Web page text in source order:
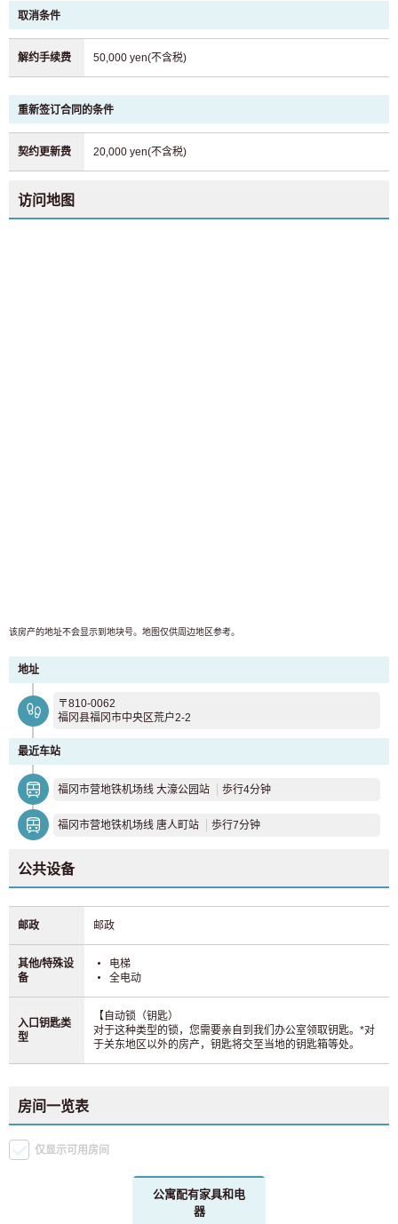
取消条件
解约手续费 50,000 yen(不含税)
重新签订合同的条件
契约更新费 20,000 yen(不含税)
访问地图
该房产的地址不会显示到地块号。地图仅供周边地区参考。
地址
〒810-0062
福冈县福冈市中央区荒户2-2
最近车站
福冈市营地铁机场线 大濠公园站 歩行4分钟
福冈市营地铁机场线 唐人町站 歩行7分钟
公共设备
邮政 邮政
其他/特殊设
备
电梯
全电动
入口钥匙类
型
【自动锁（钥匙）
对于这种类型的锁，您需要亲自到我们办公室领取钥匙。*对
于关东地区以外的房产，钥匙将交至当地的钥匙箱等处。
房间一览表
仅显示可用房间
公寓配有家具和电
器
致寻找房间的顾客